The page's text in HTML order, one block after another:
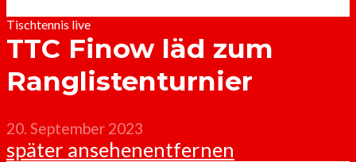
Tischtennis live
TTC Finow läd zum
Ranglistenturnier
20. September 2023
später ansehenentfernen